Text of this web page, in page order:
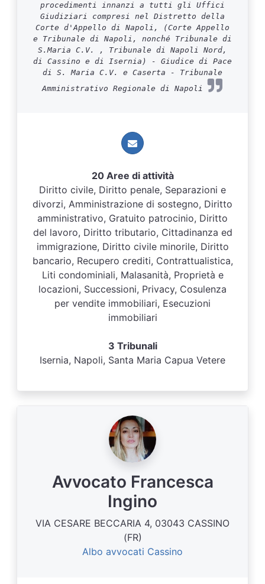
procedimenti innanzi a tutti gli Uffici
Giudiziari compresi nel Distretto della
Corte d'Appello di Napoli, (Corte Appello
e Tribunale di Napoli, nonché Tribunale di
S.Maria C.V. , Tribunale di Napoli Nord,
di Cassino e di Isernia) - Giudice di Pace
di S. Maria C.V. e Caserta - Tribunale
Amministrativo Regionale di Napoli
20 Aree di attività
Diritto civile, Diritto penale, Separazioni e
divorzi, Amministrazione di sostegno, Diritto
amministrativo, Gratuito patrocinio, Diritto
del lavoro, Diritto tributario, Cittadinanza ed
immigrazione, Diritto civile minorile, Diritto
bancario, Recupero crediti, Contrattualistica,
Liti condominiali, Malasanità, Proprietà e
locazioni, Successioni, Privacy, Cosulenza
per vendite immobiliari, Esecuzioni
immobiliari
3 Tribunali
Isernia, Napoli, Santa Maria Capua Vetere
Avvocato Francesca
Ingino
VIA CESARE BECCARIA 4, 03043 CASSINO
(FR)
Albo avvocati Cassino